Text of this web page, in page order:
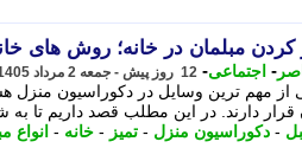
کردن مبلمان در خانه؛ روش های
- اجتماعی- 12 روز پیش - جمعه 2 مرداد 1405، 23:18
از مهم ترین وسایل در دکوراسیون منزل
دارند. در این مطلب قصد داریم تا به
- دکوراسیون منزل - تمیز - خانه - انواع